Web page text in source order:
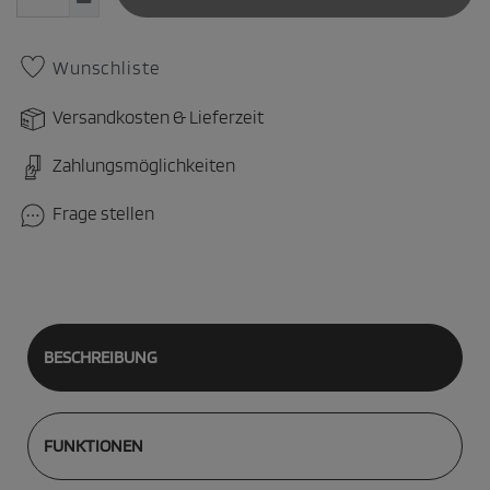
Wunschliste
Versandkosten & Lieferzeit
Zahlungsmöglichkeiten
Frage stellen
BESCHREIBUNG
FUNKTIONEN